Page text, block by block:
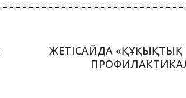
ЖЕТІСАЙДА «ҚҰҚЫҚТЫҚ